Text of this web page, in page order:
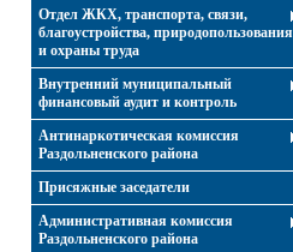
Отдел ЖКХ, транспорта, связи,
благоустройства, природопользования
и охраны труда
Внутренний муниципальный
финансовый аудит и контроль
Антинаркотическая комиссия
Раздольненского района
Присяжные заседатели
Административная комиссия
Раздольненского района